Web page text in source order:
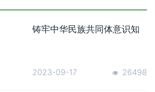
铸牢中华民族共同体意识知
2023-09-17 26498